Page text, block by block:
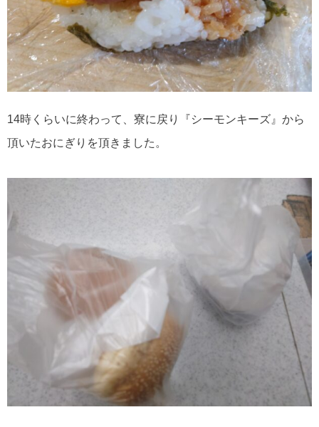
14時くらいに終わって、寮に戻り『シーモンキーズ』から
頂いたおにぎりを頂きました。